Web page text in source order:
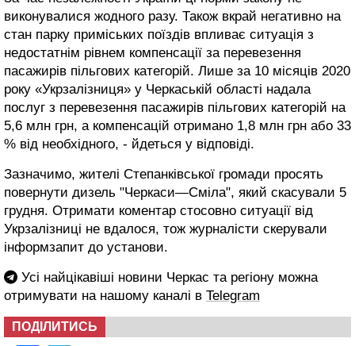
виконувалися жодного разу. Також вкрай негативно на
стан парку приміських поїздів впливає ситуація з
недостатнім рівнем компенсації за перевезення
пасажирів пільгових категорій. Лише за 10 місяців 2020
року «Укрзалізниця» у Черкаській області надала
послуг з перевезення пасажирів пільгових категорій на
5,6 млн грн, а компенсацій отримано 1,8 млн грн або 33
% від необхідного, - йдеться у відповіді.
Зазначимо, жителі Степанківської громади просять
повернути дизель "Черкаси—Сміла", який скасували 5
грудня. Отримати коментар стосовно ситуації від
Укрзалізниці не вдалося, тож журналісти скерували
інформзапит до установи.
Усі найцікавіші новини Черкас та регіону можна
отримувати на нашому каналі в Telegram
ПОДІЛИТИСЬ